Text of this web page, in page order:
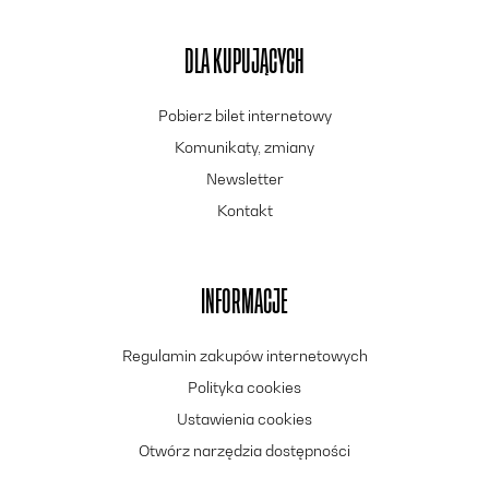
DLA KUPUJĄCYCH
Pobierz bilet internetowy
Komunikaty, zmiany
Newsletter
Kontakt
INFORMACJE
Regulamin zakupów internetowych
Polityka cookies
Ustawienia cookies
Otwórz narzędzia dostępności